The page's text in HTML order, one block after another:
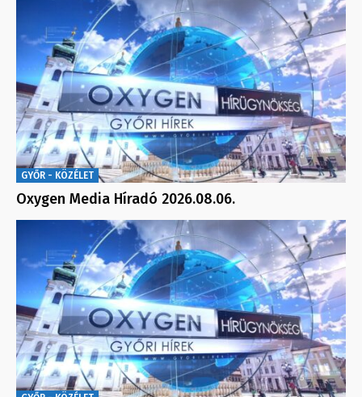
GYŐR - KÖZÉLET
Oxygen Media Híradó 2026.08.06.